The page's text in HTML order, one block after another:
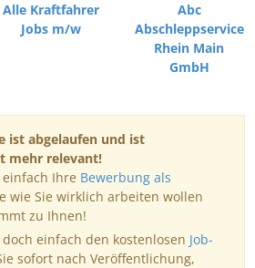
Alle Kraftfahrer
Jobs m/w
Abc
Abschleppservice
Rhein Main
GmbH
ist abgelaufen und ist
mehr relevant!
Ihre Bewerbung als
wie Sie wirklich arbeiten wollen
zu Ihnen!
einfach den kostenlosen Job-
sofort nach Veröffentlichung,